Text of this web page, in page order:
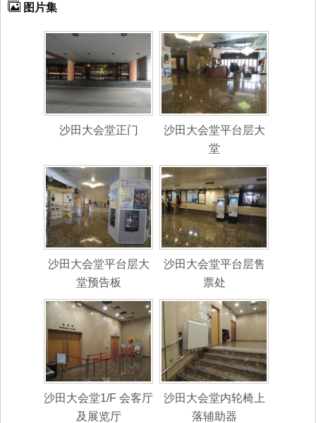
图片集
沙田大会堂正门
沙田大会堂平台层大
堂
沙田大会堂平台层大
堂预告板
沙田大会堂平台层售
票处
沙田大会堂1/F 会客厅
及展览厅
沙田大会堂内轮椅上
落辅助器